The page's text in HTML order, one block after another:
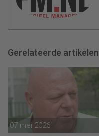
Gerelateerde artikelen
07 mei 2026